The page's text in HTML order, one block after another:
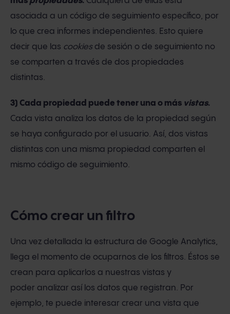
asociada a un código de seguimiento específico, por
lo que crea informes independientes. Esto quiere
decir que las cookiesde sesión o de seguimiento no
se comparten a través de dos propiedades
distintas.
3) Cada propiedad puede tener una o más vistas.
Cada vista analiza los datos de la propiedad según
se haya configurado por el usuario. Así, dos vistas
distintas con una misma propiedad comparten el
mismo código de seguimiento.
Cómo crear un filtro
Una vez detallada la estructura de Google Analytics,
llega el momento de ocuparnos de los filtros. Éstos se
crean para aplicarlos a nuestras vistas y
poder analizar así los datos que registran. Por
ejemplo, te puede interesar crear una vista que